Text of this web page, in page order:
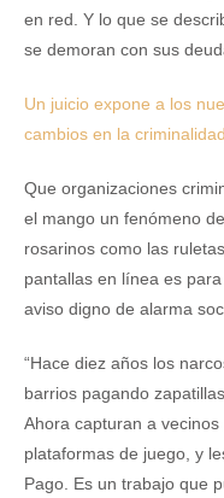
en red. Y lo que se
se demoran con sus
Un juicio expone a los
cambios en la
Que organizaciones
el mango un fenómeno
rosarinos como las
pantallas en línea es
aviso digno de alarma
“Hace diez años los
barrios pagando
Ahora capturan a
plataformas de juego, y
Pago. Es un trabajo que